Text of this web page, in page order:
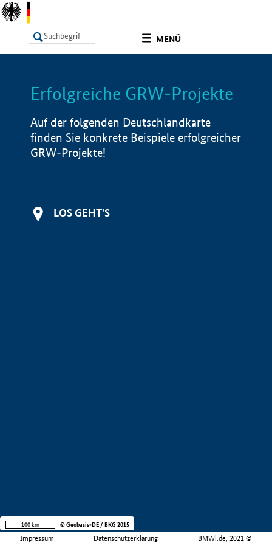
MENÜ
LISTE Info
Erfolgreiche GRW-Projekte
Auf der folgenden Deutschlandkarte
finden Sie konkrete Beispiele erfolgreicher
GRW-Projekte!
LOS GEHT'S
Impressum Datenschutzerklärung BMWi.de, 2021 ©
100 km © Geobasis-DE / BKG 2015